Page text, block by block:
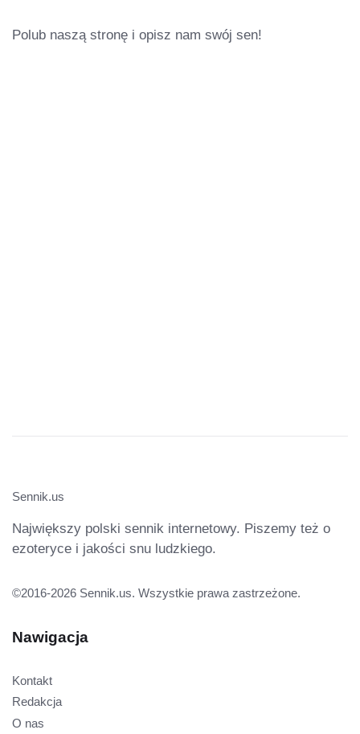
Polub naszą stronę i opisz nam swój sen!
Sennik.us
Największy polski sennik internetowy. Piszemy też o
ezoteryce i jakości snu ludzkiego.
©2016-2026 Sennik.us. Wszystkie prawa zastrzeżone.
Nawigacja
Kontakt
Redakcja
O nas